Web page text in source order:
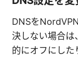
DNSを
決しない場合は
的にオフにした